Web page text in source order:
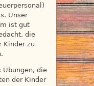
Unser
ist gut
die
Kinder zu
Übungen, die
der Kinder